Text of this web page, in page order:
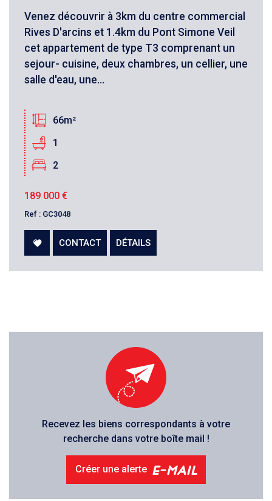
Venez découvrir à 3km du centre commercial
Rives D'arcins et 1.4km du Pont Simone Veil
cet appartement de type T3 comprenant un
sejour- cuisine, deux chambres, un cellier, une
salle d'eau, une...
66m²
1
2
189 000 €
Ref : GC3048
CONTACT DÉTAILS
Recevez les biens correspondants à votre
recherche dans votre boîte mail !
Créer une alerte e-mail